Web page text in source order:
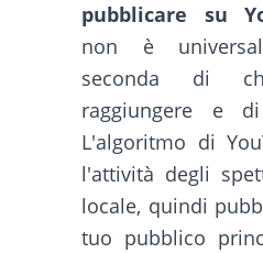
pubblicare su
non è
seconda di
raggiungere e
L'algoritmo di
l'attività degli
locale, quindi
tuo pubblico